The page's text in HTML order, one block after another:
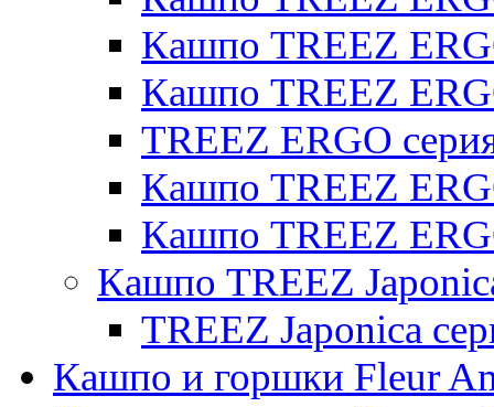
Кашпо TREEZ
Кашпо TREEZ
TREEZ ERGO
Кашпо TREEZ
Кашпо TREEZ
Кашпо TREEZ
TREEZ Japonica
Кашпо и горшки Fleur